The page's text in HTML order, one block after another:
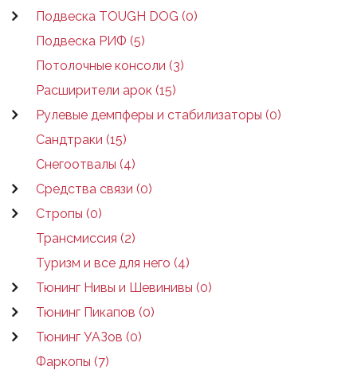
Подвеска TOUGH DOG (0)
Подвеска РИФ (5)
Потолочные консоли (3)
Расширители арок (15)
Рулевые демпферы и стабилизаторы (0)
Сандтраки (15)
Снегоотвалы (4)
Средства связи (0)
Стропы (0)
Трансмиссия (2)
Туризм и все для него (4)
Тюнинг Нивы и Шевинивы (0)
Тюнинг Пикапов (0)
Тюнинг УАЗов (0)
Фаркопы (7)